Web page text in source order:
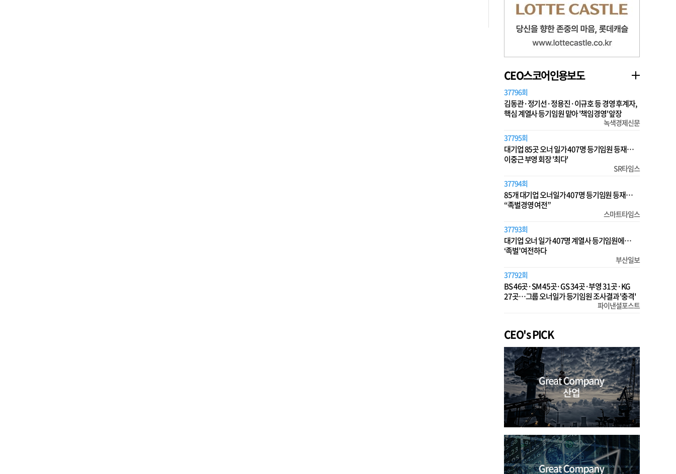
CEO스코어인용보도
37796회
김동관·정기선·정용진·이규호 등 경영 후계자,
핵심 계열사 등기임원 맡아 '책임경영' 앞장
녹색경제신문
37795회
대기업 85곳 오너 일가 407명 등기임원 등재…
이중근 부영 회장 '최다'
SR타임스
37794회
85개 대기업 오너일가 407명 등기임원 등재…
“족벌경영 여전”
스마트타임스
37793회
대기업 오너 일가 407명 계열사 등기임원에…
‘족벌’ 여전하다
부산일보
37792회
BS 46곳·SM 45곳·GS 34곳·부영 31곳·KG
27곳…그룹 오너일가 등기임원 조사결과 '충격'
파이낸셜포스트
CEO's PICK